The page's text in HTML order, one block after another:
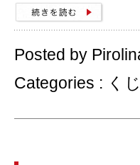
Posted by
Categories : く